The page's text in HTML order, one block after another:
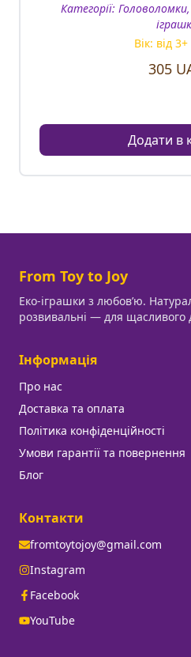
Категорії:
Вік: від 3+
305
Додати в
From Toy to Joy
Еко-іграшки з любовʼю.
розвивальні — для щасливого
Інформація
Про нас
Доставка та оплата
Політика конфіденційності
Умови гарантії та повернення
Блог
Контакти
fromtoytojoy@gmail.com
Instagram
Facebook
YouTube